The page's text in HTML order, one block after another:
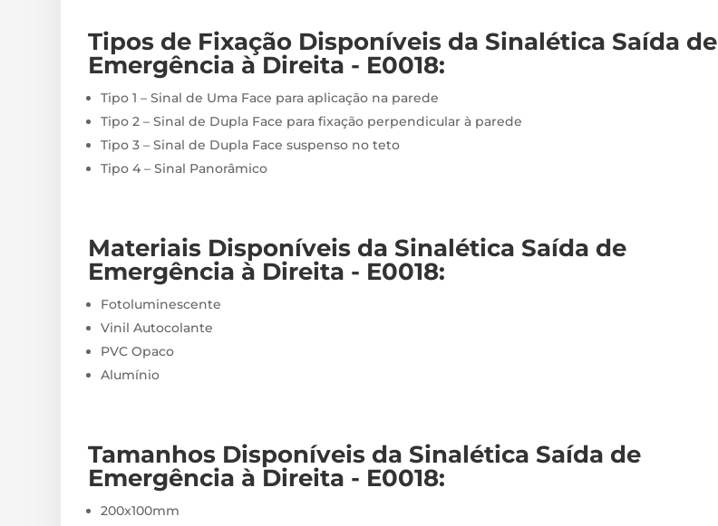
Tipos de Fixação Disponíveis da Sinalética Saída de
Emergência à Direita - E0018:
Tipo 1 – Sinal de Uma Face para aplicação na parede
Tipo 2 – Sinal de Dupla Face para fixação perpendicular à parede
Tipo 3 – Sinal de Dupla Face suspenso no teto
Tipo 4 – Sinal Panorâmico
Materiais Disponíveis da Sinalética Saída de
Emergência à Direita - E0018:
Fotoluminescente
Vinil Autocolante
PVC Opaco
Alumínio
Tamanhos Disponíveis da Sinalética Saída de
Emergência à Direita - E0018:
200x100mm